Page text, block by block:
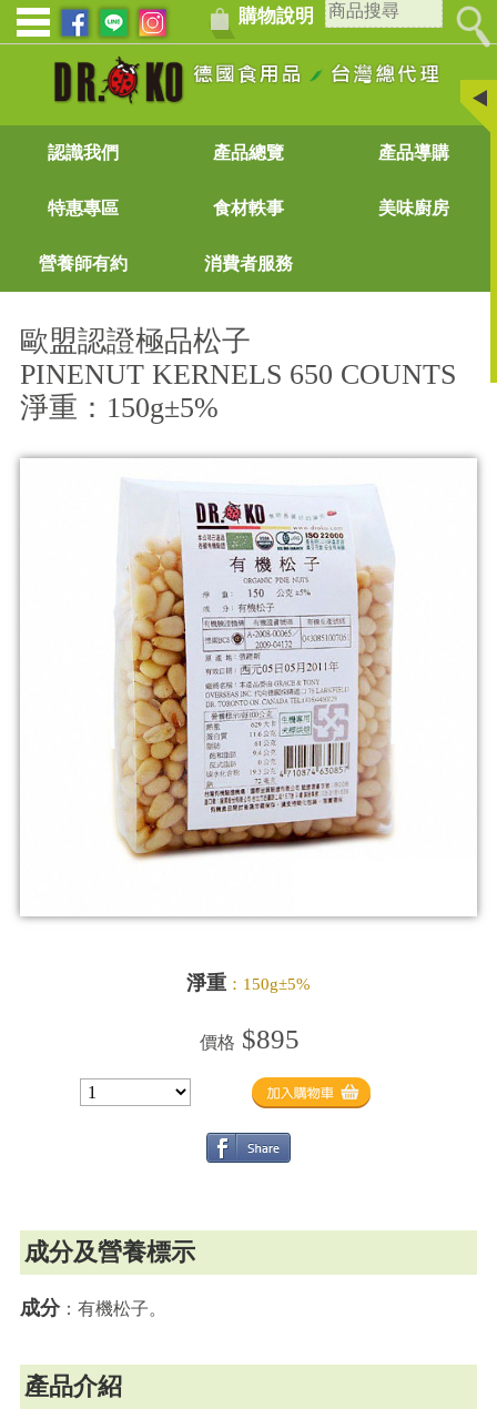
購物說明
認識我們 產品總覽 產品導購
特惠專區 食材軼事 美味廚房
營養師有約 消費者服務
歐盟認證極品松子
PINENUT KERNELS 650 COUNTS
淨重：150g±5%
淨重：150g±5%
價格 $895
成分及營養標示
成分：有機松子。
產品介紹